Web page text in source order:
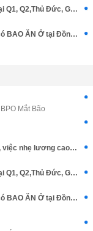
Tuyển LĐPT & Tạp vụ nam nữ làm tại Q1, Q2,Thủ Đức, Gò Vấp
Tuyển học viên nhân sự làm đồ gỗ có BAO ĂN Ở tại Đồng Nai
Mắt Bão
Tuyển công nhân chế tác trang sức, việc nhẹ lương cao ổn định
Tuyển LĐPT & Tạp vụ nam nữ làm tại Q1, Q2,Thủ Đức, Gò Vấp
Tuyển học viên nhân sự làm đồ gỗ có BAO ĂN Ở tại Đồng Nai